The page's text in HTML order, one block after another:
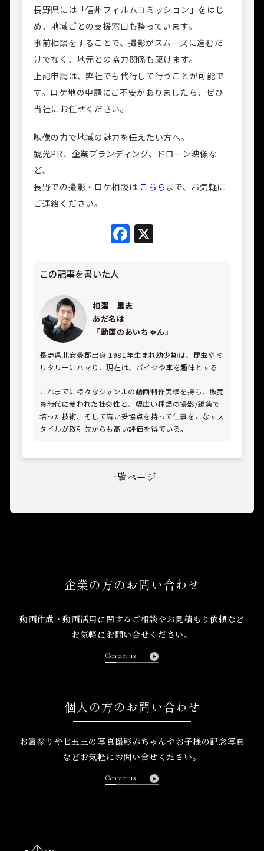
長野県には「信州フィルムコミッション」をはじ
め、地域ごとの支援窓口も整っています。
事前相談をすることで、撮影がスムーズに進むだ
けでなく、地元との協力関係も築けます。
上記申請は、弊社でも代行して行うことが可能で
す。ロケ地の申請にご不安がありましたら、ぜひ
当社にお任せください。
映像の力で地域の魅力を伝えたい方へ。
観光PR、企業ブランディング、ドローン映像な
ど、
長野での撮影・ロケ相談は こちら まで、お気軽に
ご連絡ください。
Facebook
この記事を書いた人
相澤 里志
あだ名は
「動画のあいちゃん」
長野県北安曇郡出身 1981年生まれ幼少期は、昆虫やミ
リタリーにハマり、現在は、バイクや車を趣味とする
これまでに様々なジャンルの動画制作実績を持ち、販売
員時代に養われた社交性と、幅広い種類の撮影/編集で
培った技術、そして高い妥協点を持って仕事をこなすス
タイルが取引先からも高い評価を得ている。
一覧ページ
企業の方のお問い合わせ
動画作成・動画活用に関するご相談やお見積もり依頼など
お気軽にお問い合せください。
Contact us
個人の方のお問い合わせ
お宮参りや七五三の写真撮影赤ちゃんやお子様の記念写真
などお気軽にお問い合せください。
Contact us